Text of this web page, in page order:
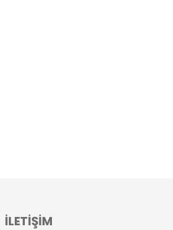
İLETİŞİM